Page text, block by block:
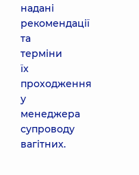
надані
рекомендації
та
терміни
їх
проходження
у
менеджера
супроводу
вагітних.